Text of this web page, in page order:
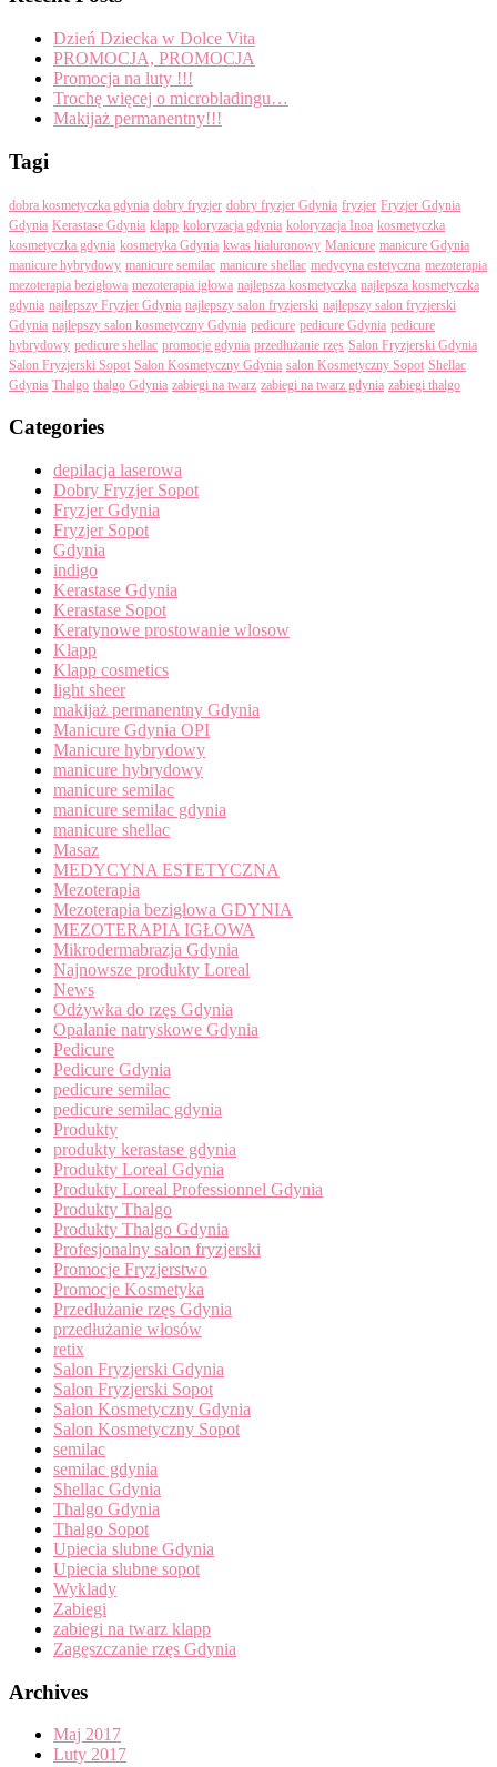
Dzień Dziecka w Dolce Vita
PROMOCJA, PROMOCJA
Promocja na luty !!!
Trochę więcej o microbladingu…
Makijaż permanentny!!!
Tagi
dobra kosmetyczka gdynia dobry fryzjer dobry fryzjer Gdynia fryzjer Fryzjer Gdynia
Gdynia Kerastase Gdynia klapp koloryzacja gdynia koloryzacja Inoa kosmetyczka
kosmetyczka gdynia kosmetyka Gdynia kwas hialuronowy Manicure manicure Gdynia
manicure hybrydowy manicure semilac manicure shellac medycyna estetyczna mezoterapia
mezoterapia bezigłowa mezoterapia igłowa najlepsza kosmetyczka najlepsza kosmetyczka
gdynia najlepszy Fryzjer Gdynia najlepszy salon fryzjerski najlepszy salon fryzjerski
Gdynia najlepszy salon kosmetyczny Gdynia pedicure pedicure Gdynia pedicure
hybrydowy pedicure shellac promocje gdynia przedłużanie rzęs Salon Fryzjerski Gdynia
Salon Fryzjerski Sopot Salon Kosmetyczny Gdynia salon Kosmetyczny Sopot Shellac
Gdynia Thalgo thalgo Gdynia zabiegi na twarz zabiegi na twarz gdynia zabiegi thalgo
Categories
depilacja laserowa
Dobry Fryzjer Sopot
Fryzjer Gdynia
Fryzjer Sopot
Gdynia
indigo
Kerastase Gdynia
Kerastase Sopot
Keratynowe prostowanie wlosow
Klapp
Klapp cosmetics
light sheer
makijaż permanentny Gdynia
Manicure Gdynia OPI
Manicure hybrydowy
manicure hybrydowy
manicure semilac
manicure semilac gdynia
manicure shellac
Masaz
MEDYCYNA ESTETYCZNA
Mezoterapia
Mezoterapia bezigłowa GDYNIA
MEZOTERAPIA IGŁOWA
Mikrodermabrazja Gdynia
Najnowsze produkty Loreal
News
Odżywka do rzęs Gdynia
Opalanie natryskowe Gdynia
Pedicure
Pedicure Gdynia
pedicure semilac
pedicure semilac gdynia
Produkty
produkty kerastase gdynia
Produkty Loreal Gdynia
Produkty Loreal Professionnel Gdynia
Produkty Thalgo
Produkty Thalgo Gdynia
Profesjonalny salon fryzjerski
Promocje Fryzjerstwo
Promocje Kosmetyka
Przedłużanie rzęs Gdynia
przedłużanie włosów
retix
Salon Fryzjerski Gdynia
Salon Fryzjerski Sopot
Salon Kosmetyczny Gdynia
Salon Kosmetyczny Sopot
semilac
semilac gdynia
Shellac Gdynia
Thalgo Gdynia
Thalgo Sopot
Upiecia slubne Gdynia
Upiecia slubne sopot
Wyklady
Zabiegi
zabiegi na twarz klapp
Zagęszczanie rzęs Gdynia
Archives
Maj 2017
Luty 2017